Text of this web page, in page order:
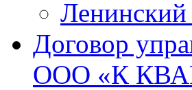
Ленинский
Договор
ООО «К